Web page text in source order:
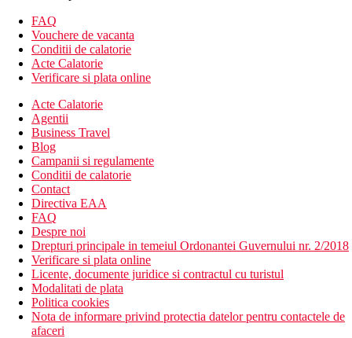
Camera standard - bungalou confort
TV cu receptie satelit
mini-frigider (reaprovizionat, sticla de apa gratuita)
sanitare proprii (baie, uscator de par, toaleta)
sigur (gratuit)
Cazare contra cost
Bungalou Deluxe
posibilitate de pat suplimentar pentru doi copii sau un adult
Camera Deluxe in cladirea principala
aproximativ 26 m²
Descrierea hotelului
hol de intrare cu receptie
restaurantul principal
restaurant grill cu service
cazinou
bar
bar de zi
magazin cu suveniruri
coafor
FAQ
Vouchere de vacanta
Conditii de calatorie
Acte Calatorie
Verificare si plata online
Acte Calatorie
Agentii
Business Travel
Blog
Campanii si regulamente
Conditii de calatorie
Contact
Directiva EAA
FAQ
Despre noi
Drepturi principale in temeiul Ordonantei Guvernului nr. 2/2018
Verificare si plata online
Licente, documente juridice si contractul cu turistul
Modalitati de plata
Politica cookies
Nota de informare privind protectia datelor pentru contactele de
afaceri